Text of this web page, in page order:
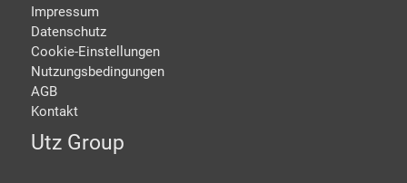
Impressum
Datenschutz
Cookie-Einstellungen
Nutzungsbedingungen
AGB
Kontakt
Utz Group